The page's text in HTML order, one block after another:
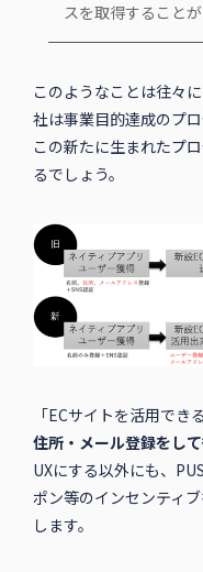
スを取得することが
このようなことは往々
社は事業目的達成のプ
この新たに生まれたプ
るでしょう。
「ECサイトを活用で
住所・メール登録をし
UXにする以外にも、
ポン等のインセンティ
します。